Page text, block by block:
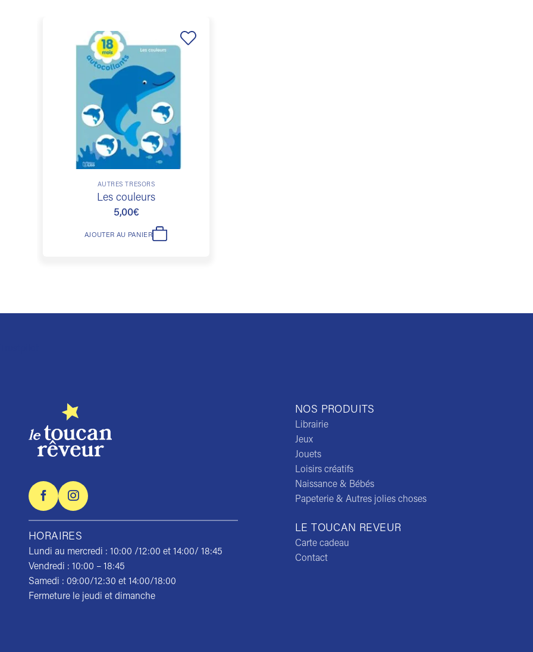
AUTRES TRÉSORS
Les couleurs
5,00€
AJOUTER AU PANIER
NOS PRODUITS
Librairie
Jeux
Jouets
Loisirs créatifs
Naissance & Bébés
Papeterie & Autres jolies choses
HORAIRES
Lundi au mercredi : 10:00 /12:00 et 14:00/ 18:45
Vendredi : 10:00 – 18:45
Samedi : 09:00/12:30 et 14:00/18:00
Fermeture le jeudi et dimanche
LE TOUCAN REVEUR
Carte cadeau
Contact